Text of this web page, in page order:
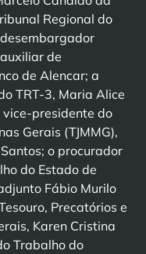
Regional do
de
de Alencar; a
TRT-3, Maria Alice
vice-presidente do
Gerais (TJMMG),
o procurador
do Estado de
Fábio Murilo
Precatórios e
Karen Cristina
Trabalho do